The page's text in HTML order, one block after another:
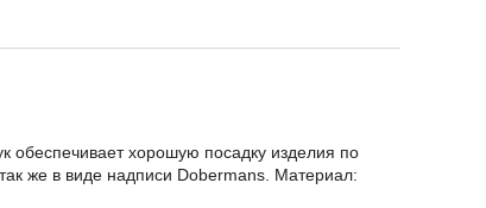
обеспечивает хорошую посадку изделия по
же в виде надписи Dobermans. Материал: